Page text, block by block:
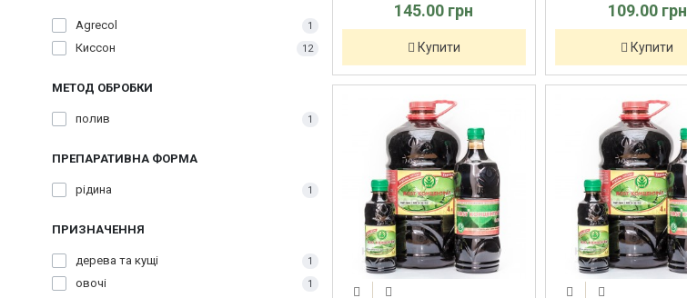
Agrecol 1
Киссон 12
МЕТОД ОБРОБКИ
полив 1
ПРЕПАРАТИВНА ФОРМА
рідина 1
ПРИЗНАЧЕННЯ
дерева та кущі 1
овочі 1
145.00 грн
Купити
109.00 грн
Купити